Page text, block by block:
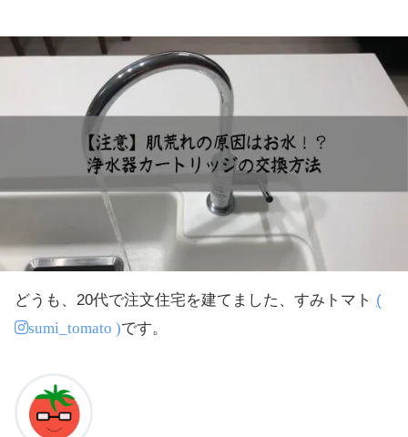
どうも、20代で注文住宅を建てました、すみトマト (
sumi_tomato )です。